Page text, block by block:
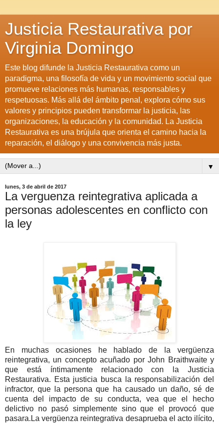
Justicia Restaurativa por
Virginia Domingo
Este blog difunde la Justicia Restaurativa como un
paradigma, una filosofía de vida y un movimiento social que
promueve relaciones más humanas, responsables y
respetuosas. Más allá del ámbito penal, explora cómo sus
valores y principios pueden transformar la justicia, las
organizaciones, la educación y la comunidad. La Justicia
Restaurativa es una brújula que orienta el camino hacia la
reparación, el diálogo y una convivencia más justa.
▼
lunes, 3 de abril de 2017
La verguenza reintegrativa aplicada a
personas adolescentes en conflicto con
la ley
En muchas ocasiones he hablado de la vergüenza
reintegrativa, un concepto acuñado por John Braithwaite y
que está íntimamente relacionado con la Justicia
Restaurativa. Esta justicia busca la responsabilización del
infractor, que la persona que ha causado un daño, sé de
cuenta del impacto de su conducta, vea que el hecho
delictivo no pasó simplemente sino que el provocó que
pasara.La vergüenza reintegrativa desaprueba el acto ilícito,